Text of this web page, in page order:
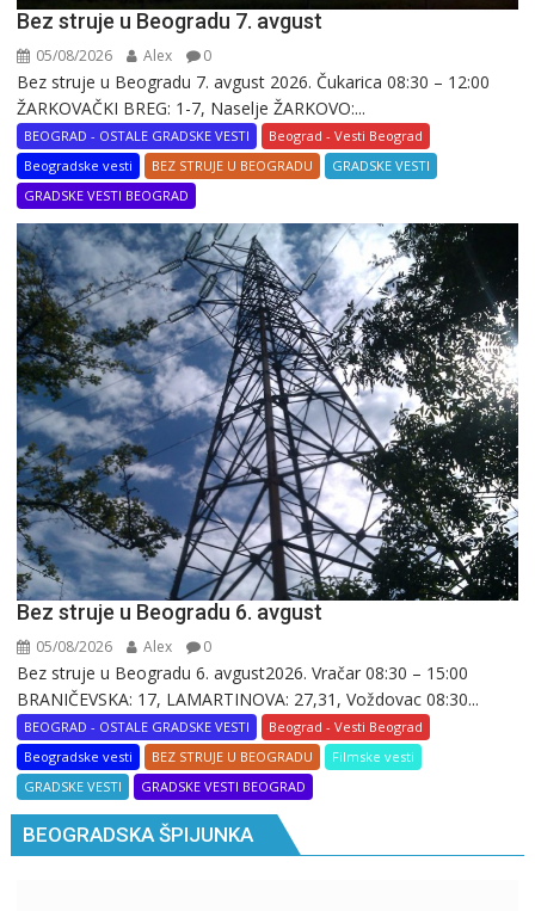
Bez struje u Beogradu 7. avgust
05/08/2026 Alex 0
Bez struje u Beogradu 7. avgust 2026. Čukarica 08:30 – 12:00
ŽARKOVAČKI BREG: 1-7, Naselje ŽARKOVO:...
BEOGRAD - OSTALE GRADSKE VESTI
Beograd - Vesti Beograd
Beogradske vesti
BEZ STRUJE U BEOGRADU
GRADSKE VESTI
GRADSKE VESTI BEOGRAD
Bez struje u Beogradu 6. avgust
05/08/2026 Alex 0
Bez struje u Beogradu 6. avgust2026. Vračar 08:30 – 15:00
BRANIČEVSKA: 17, LAMARTINOVA: 27,31, Voždovac 08:30...
BEOGRAD - OSTALE GRADSKE VESTI
Beograd - Vesti Beograd
Beogradske vesti
BEZ STRUJE U BEOGRADU
Filmske vesti
GRADSKE VESTI
GRADSKE VESTI BEOGRAD
BEOGRADSKA ŠPIJUNKA